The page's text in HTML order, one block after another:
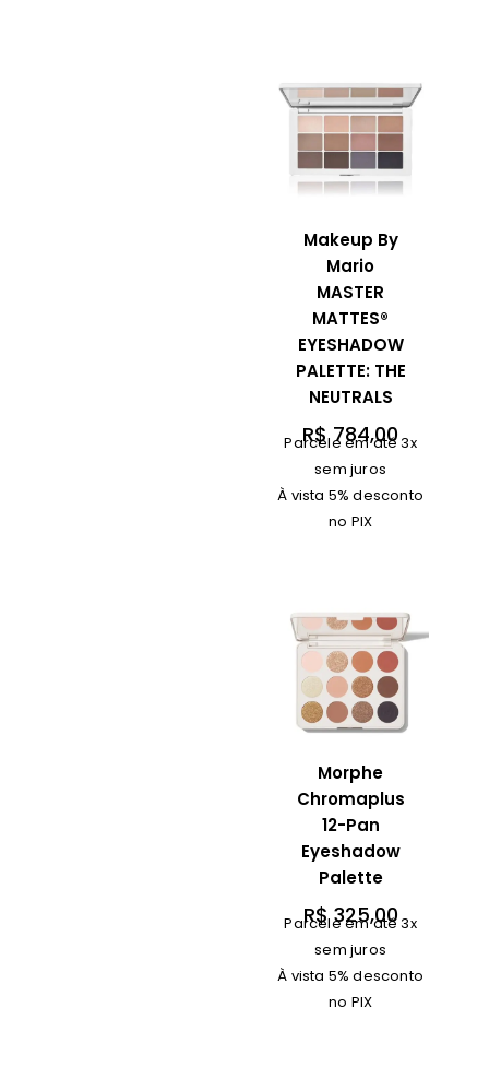
Makeup By
Mario
MASTER
MATTES®
EYESHADOW
PALETTE: THE
NEUTRALS
R$784,00
Parcele em até 3x
sem juros
À vista 5% desconto
no PIX
Morphe
Chromaplus
12-Pan
Eyeshadow
Palette
R$325,00
Parcele em até 3x
sem juros
À vista 5% desconto
no PIX